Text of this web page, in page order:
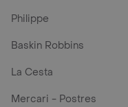
Philippe
Baskin Robbins
La Cesta
Mercari - Postres